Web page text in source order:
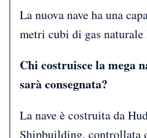
La nuova nave ha una
metri cubi di gas
Chi costruisce la mega
sarà consegnata?
La nave è costruita da
Shipbuilding, controllata